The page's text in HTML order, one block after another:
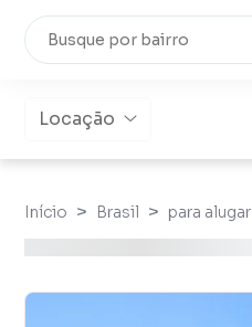
Locação
Início Brasil para alugar